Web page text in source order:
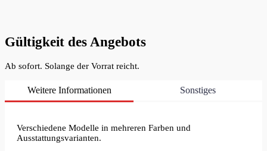
Gültigkeit des Angebots
Ab sofort. Solange der Vorrat reicht.
Weitere Informationen Sonstiges
Verschiedene Modelle in mehreren Farben und
Ausstattungsvarianten.